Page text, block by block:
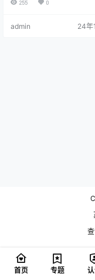
255 0
admin 24年
首页 专题